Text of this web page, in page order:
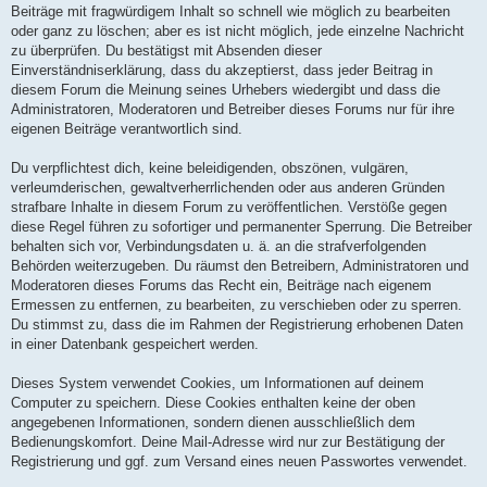
r
a
Beiträge mit fragwürdigem Inhalt so schnell wie möglich zu bearbeiten
oder ganz zu löschen; aber es ist nicht möglich, jede einzelne Nachricht
zu überprüfen. Du bestätigst mit Absenden dieser
Einverständniserklärung, dass du akzeptierst, dass jeder Beitrag in
diesem Forum die Meinung seines Urhebers wiedergibt und dass die
Administratoren, Moderatoren und Betreiber dieses Forums nur für ihre
eigenen Beiträge verantwortlich sind.
Du verpflichtest dich, keine beleidigenden, obszönen, vulgären,
verleumderischen, gewaltverherrlichenden oder aus anderen Gründen
strafbare Inhalte in diesem Forum zu veröffentlichen. Verstöße gegen
diese Regel führen zu sofortiger und permanenter Sperrung. Die Betreiber
behalten sich vor, Verbindungsdaten u. ä. an die strafverfolgenden
Behörden weiterzugeben. Du räumst den Betreibern, Administratoren und
Moderatoren dieses Forums das Recht ein, Beiträge nach eigenem
Ermessen zu entfernen, zu bearbeiten, zu verschieben oder zu sperren.
Du stimmst zu, dass die im Rahmen der Registrierung erhobenen Daten
in einer Datenbank gespeichert werden.
Dieses System verwendet Cookies, um Informationen auf deinem
Computer zu speichern. Diese Cookies enthalten keine der oben
angegebenen Informationen, sondern dienen ausschließlich dem
Bedienungskomfort. Deine Mail-Adresse wird nur zur Bestätigung der
Registrierung und ggf. zum Versand eines neuen Passwortes verwendet.